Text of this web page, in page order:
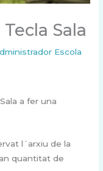
Sala
Escola
a fer una
l´arxiu de la
quantitat de